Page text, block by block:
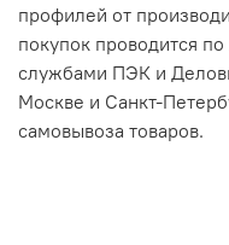
профилей от
покупок проводится
службами ПЭК и
Москве и Санкт-
самовывоза товаров.